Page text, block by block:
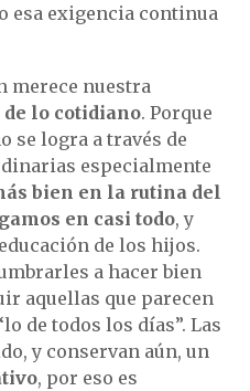
esa exigencia continua
merece nuestra
lo cotidiano. Porque
se logra a través de
especialmente
bien en la rutina del
en casi todo, y
de los hijos.
a hacer bien
aquellas que parecen
de todos los días”. Las
y conservan aún, un
, por eso es